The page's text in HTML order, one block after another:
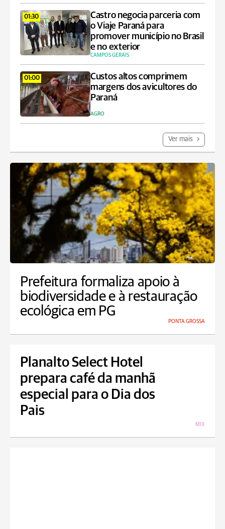
01:30
Castro negocia parceria com
o Viaje Paraná para
promover município no Brasil
e no exterior
CAMPOS GERAIS
01:00
Custos altos comprimem
margens dos avicultores do
Paraná
AGRO
Ver mais
Prefeitura formaliza apoio à
biodiversidade e à restauração
ecológica em PG
PONTA GROSSA
Planalto Select Hotel
prepara café da manhã
especial para o Dia dos
Pais
MIX